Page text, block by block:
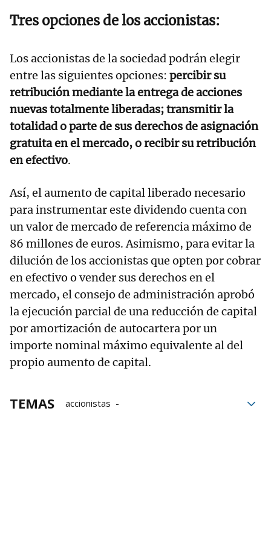
Tres opciones de los accionistas:
Los accionistas de la sociedad podrán elegir
entre las siguientes opciones: percibir su
retribución mediante la entrega de acciones
nuevas totalmente liberadas; transmitir la
totalidad o parte de sus derechos de asignación
gratuita en el mercado, o recibir su retribución
en efectivo.
Así, el aumento de capital liberado necesario
para instrumentar este dividendo cuenta con
un valor de mercado de referencia máximo de
86 millones de euros. Asimismo, para evitar la
dilución de los accionistas que opten por cobrar
en efectivo o vender sus derechos en el
mercado, el consejo de administración aprobó
la ejecución parcial de una reducción de capital
por amortización de autocartera por un
importe nominal máximo equivalente al del
propio aumento de capital.
TEMAS
accionistas